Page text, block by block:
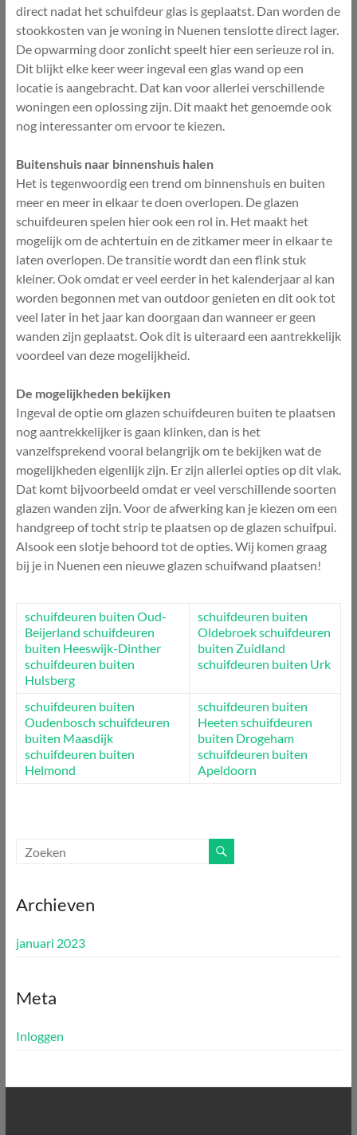
direct nadat het schuifdeur glas is geplaatst. Dan worden de
stookkosten van je woning in Nuenen tenslotte direct lager.
De opwarming door zonlicht speelt hier een serieuze rol in.
Dit blijkt elke keer weer ingeval een glas wand op een
locatie is aangebracht. Dat kan voor allerlei verschillende
woningen een oplossing zijn. Dit maakt het genoemde ook
nog interessanter om ervoor te kiezen.
Buitenshuis naar binnenshuis halen
Het is tegenwoordig een trend om binnenshuis en buiten
meer en meer in elkaar te doen overlopen. De glazen
schuifdeuren spelen hier ook een rol in. Het maakt het
mogelijk om de achtertuin en de zitkamer meer in elkaar te
laten overlopen. De transitie wordt dan een flink stuk
kleiner. Ook omdat er veel eerder in het kalenderjaar al kan
worden begonnen met van outdoor genieten en dit ook tot
veel later in het jaar kan doorgaan dan wanneer er geen
wanden zijn geplaatst. Ook dit is uiteraard een aantrekkelijk
voordeel van deze mogelijkheid.
De mogelijkheden bekijken
Ingeval de optie om glazen schuifdeuren buiten te plaatsen
nog aantrekkelijker is gaan klinken, dan is het
vanzelfsprekend vooral belangrijk om te bekijken wat de
mogelijkheden eigenlijk zijn. Er zijn allerlei opties op dit vlak.
Dat komt bijvoorbeeld omdat er veel verschillende soorten
glazen wanden zijn. Voor de afwerking kan je kiezen om een
handgreep of tocht strip te plaatsen op de glazen schuifpui.
Alsook een slotje behoord tot de opties. Wij komen graag
bij je in Nuenen een nieuwe glazen schuifwand plaatsen!
schuifdeuren buiten Oud-
Beijerland schuifdeuren
buiten Heeswijk-Dinther
schuifdeuren buiten
Hulsberg
schuifdeuren buiten
Oldebroekschuifdeuren
buiten Zuidland
schuifdeuren buiten Urk
schuifdeuren buiten
Oudenbosch schuifdeuren
buiten Maasdijk
schuifdeuren buiten
Helmond
schuifdeuren buiten
Heeten schuifdeuren
buiten Drogeham
schuifdeuren buiten
Apeldoorn
Archieven
januari 2023
Meta
Inloggen